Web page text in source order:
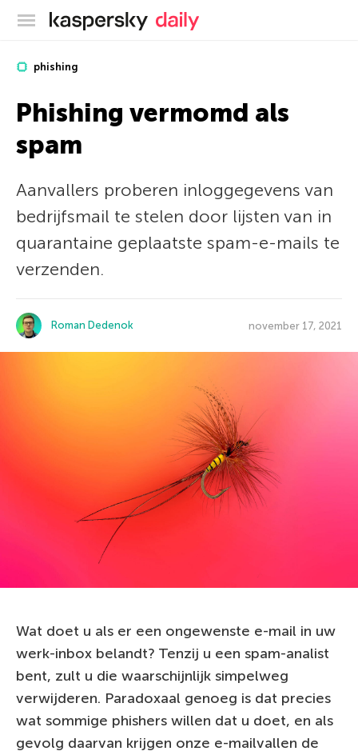
Kaspersky official blog
phishing
Phishing vermomd als
spam
Aanvallers proberen inloggegevens van
bedrijfsmail te stelen door lijsten van in
quarantaine geplaatste spam-e-mails te
verzenden.
Roman Dedenok november 17, 2021
Wat doet u als er een ongewenste e-mail in uw
werk-inbox belandt? Tenzij u een spam-analist
bent, zult u die waarschijnlijk simpelweg
verwijderen. Paradoxaal genoeg is dat precies
wat sommige phishers willen dat u doet, en als
gevolg daarvan krijgen onze e-mailvallen de